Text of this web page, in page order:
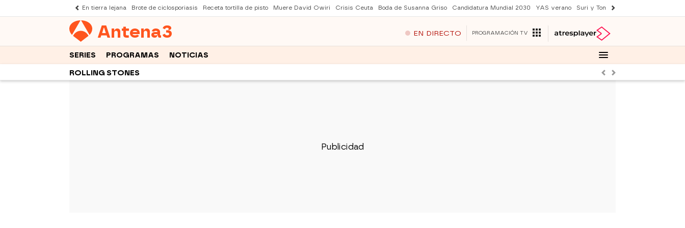
En tierra lejana Brote de ciclosporiasis Receta tortilla de pisto Muere David Owiri Crisis Ceuta Boda de Susanna Griso Candidatura Mundial 2030 YAS verano Suri y Tom Cruise
Antena3 EN DIRECTO PROGRAMACIÓN TV
SERIES PROGRAMAS NOTICIAS
ROLLING STONES AnteriorSiguiente